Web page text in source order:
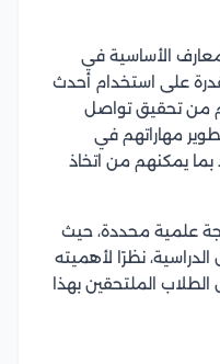
الأساسية في
على استخدام أحدث
من تحقيق تواصل
مهاراتهم في
بما يمكنهم من اتخاذ
علمية محددة، حيث
نظرًا لأهميته
الملتحقين بهذا